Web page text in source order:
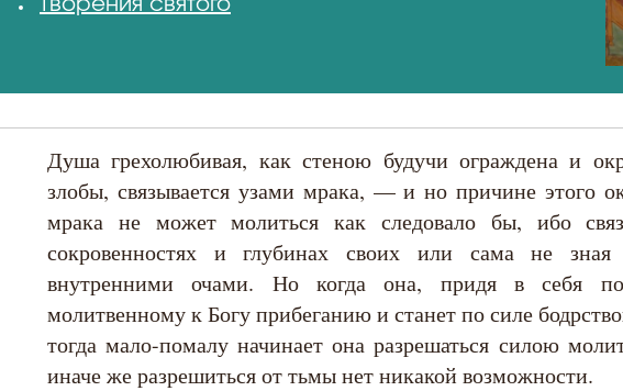
Антоний Великий
Варсонофий Оптинский (Плиханков)
Творения святого
Душа грехолюбивая, как стеною будучи ограждена и
злобы, связывается узами мрака, — и но причине этого
мрака не может молиться как следовало бы, ибо
сокровенностях и глубинах своих или сама не
внутренними очами. Но когда она, придя в себя
молитвенному к Богу прибеганию и станет по силе
тогда мало-помалу начинает она разрешаться силою
иначе же разрешиться от тьмы нет никакой возможности.